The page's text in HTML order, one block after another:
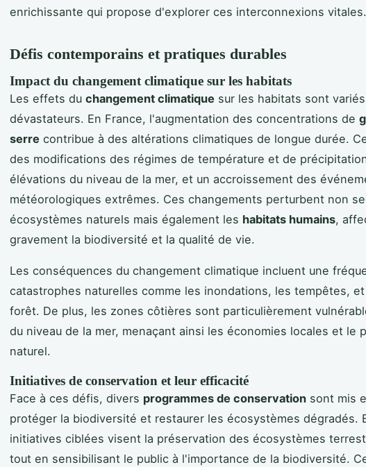
enrichissante qui propose d'explorer ces interconnexions vitales.
Défis contemporains et pratiques durables
Impact du changement climatique sur les habitats
Les effets du changement climatique sur les habitats sont
dévastateurs. En France, l'augmentation des concentrations de
serre contribue à des altérations climatiques de longue durée.
des modifications des régimes de température et de
élévations du niveau de la mer, et un accroissement des
météorologiques extrêmes. Ces changements perturbent non
écosystèmes naturels mais également les habitats humains,
gravement la biodiversité et la qualité de vie.
Les conséquences du changement climatique incluent une
catastrophes naturelles comme les inondations, les tempêtes,
forêt. De plus, les zones côtières sont particulièrement
du niveau de la mer, menaçant ainsi les économies locales et le
naturel.
Initiatives de conservation et leur efficacité
Face à ces défis, divers programmes de conservation sont mis
protéger la biodiversité et restaurer les écosystèmes dégradés.
initiatives ciblées visent la préservation des écosystèmes
tout en sensibilisant le public à l'importance de la biodiversité.